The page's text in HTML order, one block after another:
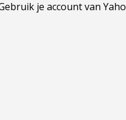
je account van